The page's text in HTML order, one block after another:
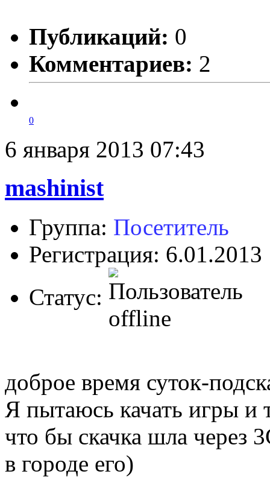
Публикаций: 0
Комментариев: 2
0
6 января 2013 07:43
mashinist
Группа: Посетитель
Регистрация: 6.01.2013
Статус:
доброе время суток-
Я пытаюсь качать игры и
что бы скачка шла через
в городе его)